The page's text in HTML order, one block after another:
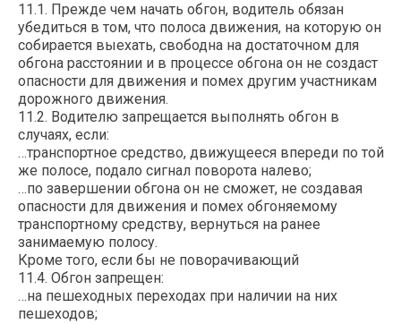
11.1. Прежде чем начать обгон, водитель обязан
убедиться в том, что полоса движения, на которую он
собирается выехать, свободна на достаточном для
обгона расстоянии и в процессе обгона он не создаст
опасности для движения и помех другим участникам
дорожного движения.
11.2. Водителю запрещается выполнять обгон в
случаях, если:
…транспортное средство, движущееся впереди по той
же полосе, подало сигнал поворота налево;
…по завершении обгона он не сможет, не создавая
опасности для движения и помех обгоняемому
транспортному средству, вернуться на ранее
занимаемую полосу.
Кроме того, если бы не поворачивающий
11.4. Обгон запрещен:
…на пешеходных переходах при наличии на них
пешеходов;